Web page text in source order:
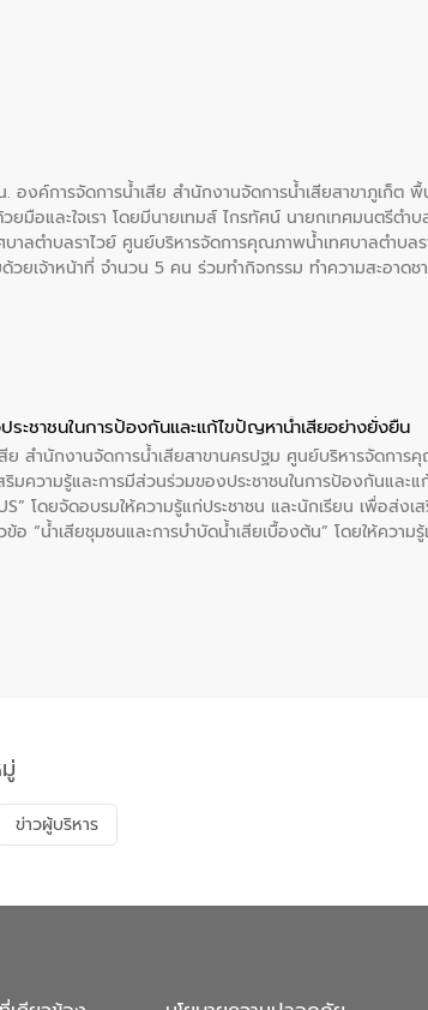
งค์การจัดการน้ำเสีย สำนักงานจัดการน้ำเสียสาขาภูเก็ต
ยมือและใจเรา โดยมีนายเทมส์ ไกรทัศน์ นายกเทศมนตรีตำบ
บาลตำบลราไวย์ ศูนย์บริหารจัดการคุณภาพน้ำเทศบาลตำบล
วยเจ้าหน้าที่ จำนวน 5 คน ร่วมทำกิจกรรม ทำความสะอาด
เมือง จังหวัดภูเก็ต
ะชาชนในการป้องกันและแก้ไขปัญหาน้ำเสียอย่างยั่งยืน
สำนักงานจัดการน้ำเสียสาขานครปฐม ศูนย์บริหารจัดการ
มความรู้และการมีส่วนร่วมของประชาชนในการป้องกันและ
โดยจัดอบรมให้ความรู้แก่ประชาชน และนักเรียน เพื่อส่งเ
“น้ำเสียชุมชนและการบำบัดน้ำเสียเบื้องต้น” โดยให้ความ
กำเนิด การบำบัดน้ำเสียเบื้องต้นในครัวเรือน ณ เทศบาลตำ
ข่าวผู้บริหาร